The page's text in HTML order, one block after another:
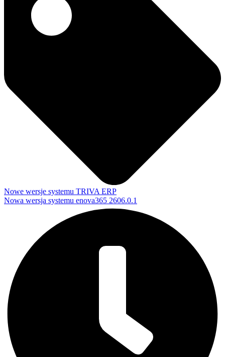
Nowe wersje systemu TRIVA ERP
Nowa wersja systemu enova365 2606.0.1